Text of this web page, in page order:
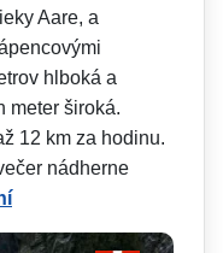
Aare, a
hlboká a
meter široká.
12 km za hodinu.
nádherne